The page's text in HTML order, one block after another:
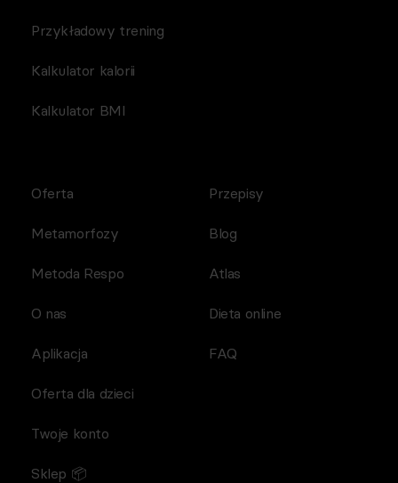
Przykładowy trening
Kalkulator kalorii
Kalkulator BMI
Oferta
Metamorfozy
Metoda Respo
O nas
Aplikacja
Przepisy
Blog
Atlas
Dieta online
FAQ
Oferta dla dzieci
Twoje konto
Sklep 📦